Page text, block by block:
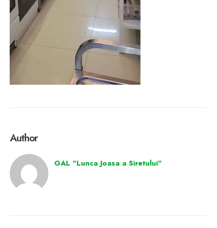
Author
GAL "Lunca Joasa a Siretului"